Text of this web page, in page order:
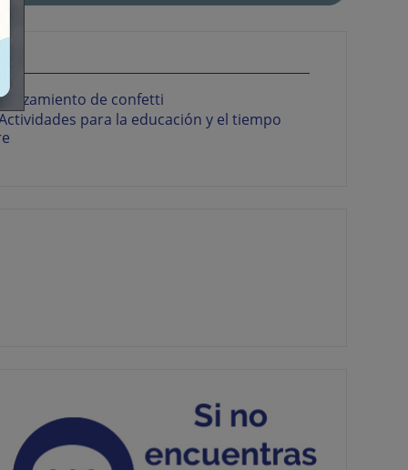
de confetti
para la educación y el tiempo